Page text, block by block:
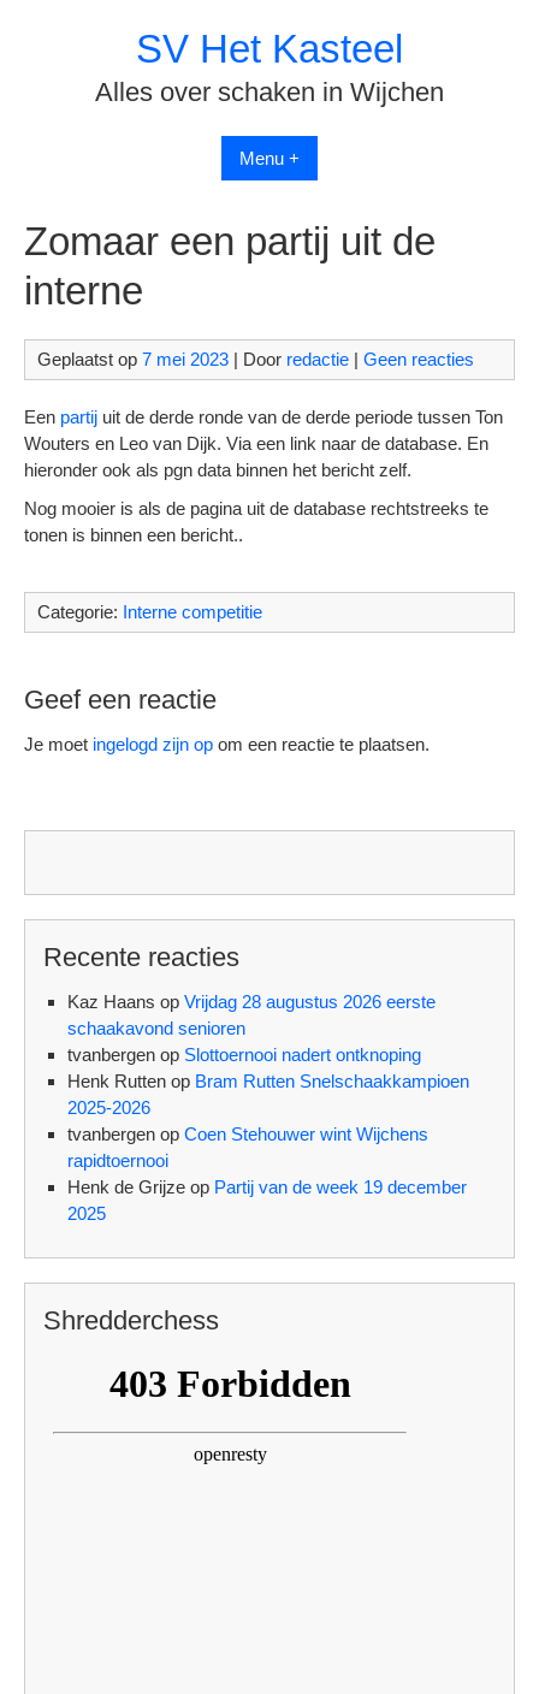
SV Het Kasteel
Alles over schaken in Wijchen
Menu +
Zomaar een partij uit de
interne
Geplaatst op 7 mei 2023 | Door redactie | Geen reacties
Een partij uit de derde ronde van de derde periode tussen Ton
Wouters en Leo van Dijk. Via een link naar de database. En
hieronder ook als pgn data binnen het bericht zelf.
Nog mooier is als de pagina uit de database rechtstreeks te
tonen is binnen een bericht..
Categorie: Interne competitie
Geef een reactie
Je moet ingelogd zijn op om een reactie te plaatsen.
Recente reacties
Kaz Haans op Vrijdag 28 augustus 2026 eerste
schaakavond senioren
tvanbergen op Slottoernooi nadert ontknoping
Henk Rutten op Bram Rutten Snelschaakkampioen
2025-2026
tvanbergen op Coen Stehouwer wint Wijchens
rapidtoernooi
Henk de Grijze op Partij van de week 19 december
2025
Shredderchess